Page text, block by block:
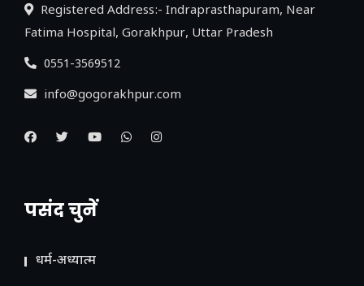
Registered Address:- Indraprasthapuram, Near
Fatima Hospital, Gorakhpur, Uttar Pradesh
0551-3569512
info@gogorakhpur.com
पसंद चुनें
धर्म-अध्यात्म